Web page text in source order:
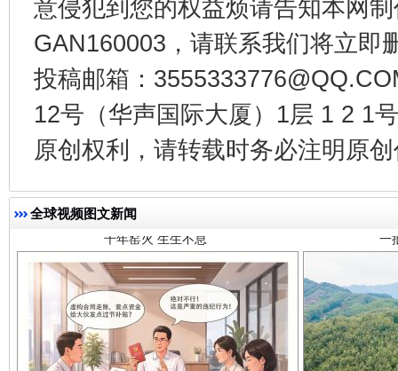
意侵犯到您的权益烦请告知本网
GAN160003，请联系我们将立即
投稿邮箱：
12号（华声国际大厦）1层 1 2 1
原创权利，请转载时务必注明原
全球视频图文新闻
千年窑火 生生不息 一